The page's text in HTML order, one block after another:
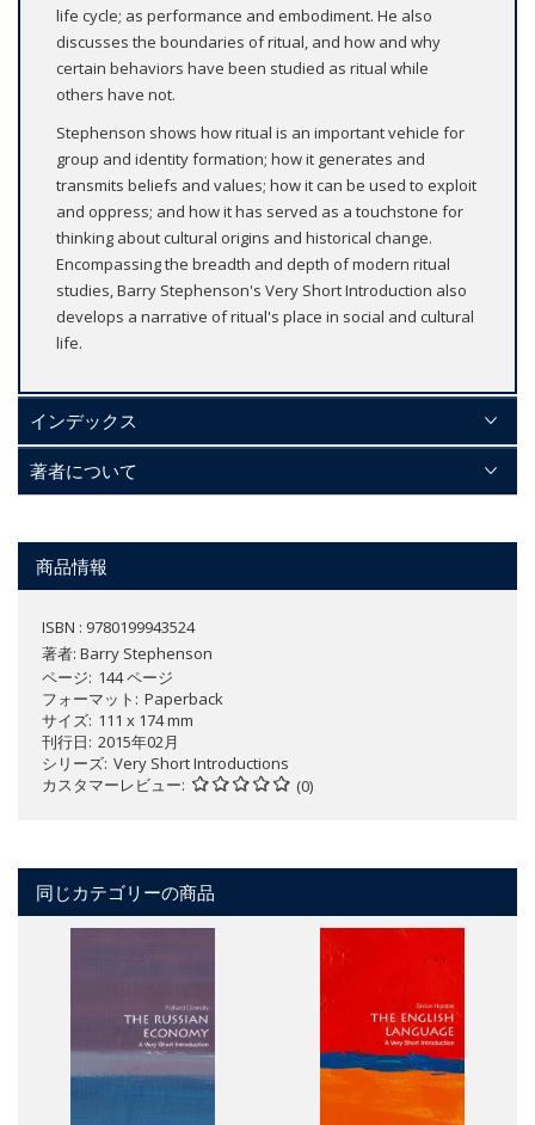
life cycle; as performance and embodiment. He also
discusses the boundaries of ritual, and how and why
certain behaviors have been studied as ritual while
others have not.
Stephenson shows how ritual is an important vehicle for
group and identity formation; how it generates and
transmits beliefs and values; how it can be used to exploit
and oppress; and how it has served as a touchstone for
thinking about cultural origins and historical change.
Encompassing the breadth and depth of modern ritual
studies, Barry Stephenson's Very Short Introduction also
develops a narrative of ritual's place in social and cultural
life.
インデックス
著者について
商品情報
ISBN : 9780199943524
著者: Barry Stephenson
ページ 144 ページ
フォーマット
Paperback
サイズ 111 x 174 mm
刊行日 2015年02月
シリーズ Very Short Introductions
カスタマーレビュー
(0)
同じカテゴリーの商品